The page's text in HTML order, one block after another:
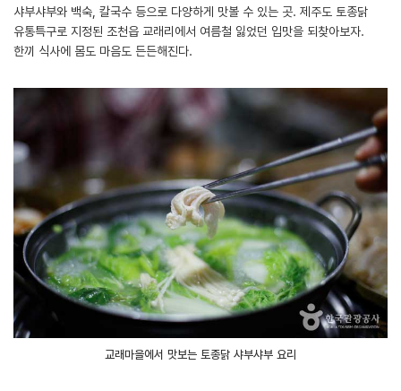
샤부샤부와 백숙, 칼국수 등으로 다양하게 맛볼 수 있는 곳. 제주도 토종닭
유통특구로 지정된 조천읍 교래리에서 여름철 잃었던 입맛을 되찾아보자.
한끼 식사에 몸도 마음도 든든해진다.
교래마을에서 맛보는 토종닭 샤부샤부 요리